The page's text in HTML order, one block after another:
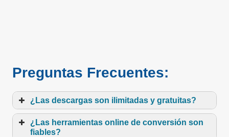
Preguntas Frecuentes:
¿Las descargas son ilimitadas y gratuitas?
¿Las herramientas online de conversión son
fiables?